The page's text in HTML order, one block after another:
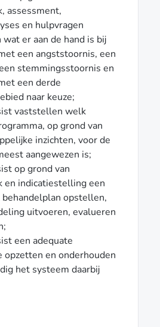
assessment,
en hulpvragen
er aan de hand is bij
een angststoornis, een
stemmingsstoornis en
een derde
naar keuze;
vaststellen welk
op grond van
inzichten, voor de
aangewezen is;
op grond van
en indicatiestelling een
opstellen,
uitvoeren, evalueren
een adequate
en onderhouden
het systeem daarbij